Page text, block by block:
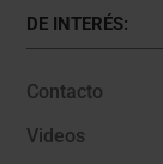
DE INTERÉS:
Contacto
Videos